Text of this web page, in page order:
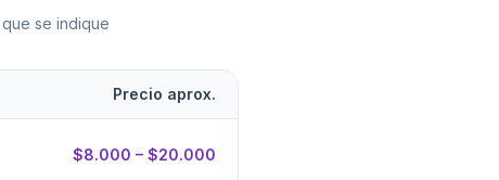
se indique
Precio aprox.
$8.000 – $20.000